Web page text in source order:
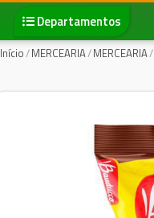
Departamentos
Início/MERCEARIA/MERCEARIA/